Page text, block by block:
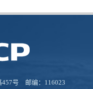
457号 邮编：116023